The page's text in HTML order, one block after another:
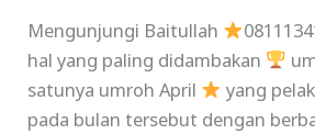
Mengunjungi Baitullah
hal yang paling didambakan
satunya umroh April
yang
pada bulan tersebut dengan